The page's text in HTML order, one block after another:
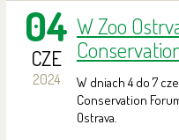
04
CZE
2024
W Zoo
W dniach 4 do 7
Conservation
Ostrava.